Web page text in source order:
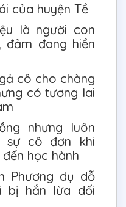
của huyện Tề
là người con
đảm đang hiền
cô cho chàng
có tương lai
nhưng luôn
sự cô đơn khi
học hành
Phương dụ dỗ
bị hắn lừa dối